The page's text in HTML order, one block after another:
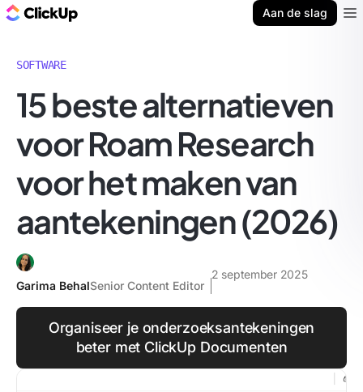
Aan de slag
SOFTWARE
15 beste alternatieven
voor Roam Research
voor het maken van
aantekeningen (2026)
Garima BehalSenior Content Editor
2 september 2025
Organiseer je onderzoeksantekeningen
beter met ClickUp Documenten